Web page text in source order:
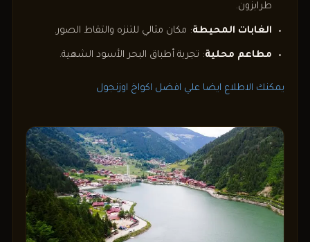
طرابزون.
الغابات المحيطة: مكان مثالي للتنزه والتقاط الصور.
مطاعم محلية: تجربة أطباق البحر الأسود الشهية.
يمكنك الاطلاع ايضا علي افضل اكواخ اوزنجول